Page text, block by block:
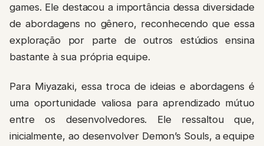
games. Ele destacou a importância dessa diversidade
de abordagens no gênero, reconhecendo que essa
exploração por parte de outros estúdios ensina
bastante à sua própria equipe.
Para Miyazaki, essa troca de ideias e abordagens é
uma oportunidade valiosa para aprendizado mútuo
entre os desenvolvedores. Ele ressaltou que,
inicialmente, ao desenvolver Demon’s Souls, a equipe